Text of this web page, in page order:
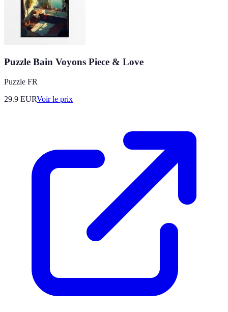
Puzzle Bain Voyons Piece & Love
Puzzle FR
29.9 EURVoir le prix